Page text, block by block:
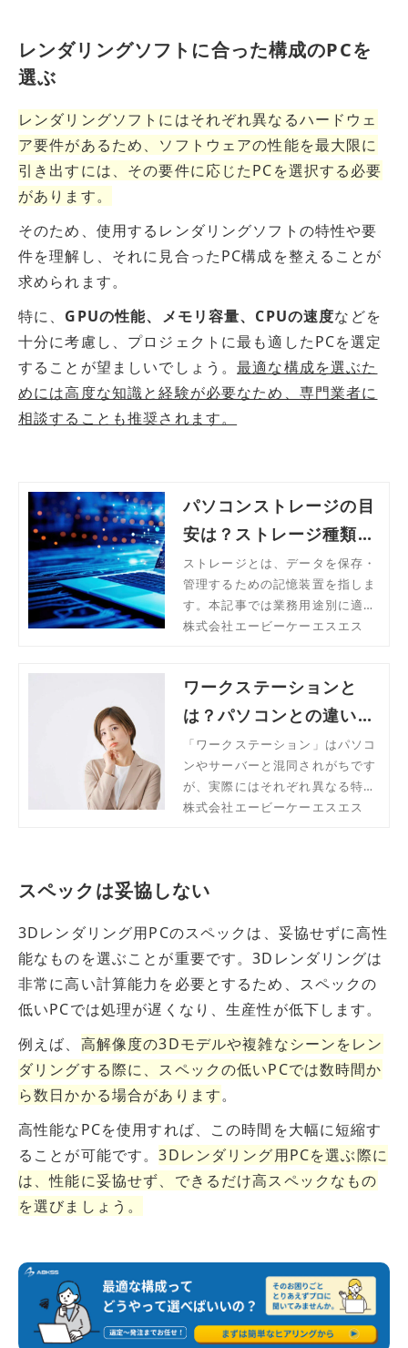
レンダリングソフトに合った構成のPCを
選ぶ
レンダリングソフトにはそれぞれ異なるハードウェ
ア要件があるため、ソフトウェアの性能を最大限に
引き出すには、その要件に応じたPCを選択する必要
があります。
そのため、使用するレンダリングソフトの特性や要
件を理解し、それに見合ったPC構成を整えることが
求められます。
特に、 GPUの性能、メモリ容量、CPUの速度などを
十分に考慮し、プロジェクトに最も適したPCを選定
することが望ましいでしょう。最適な構成を選ぶた
めには高度な知識と経験が必要なため、専門業者に
相談することも推奨されます。
パソコンストレージの目
安は？ストレージ種類や
足りなくなった場合の対
処法まで
ストレージとは、データを保存・
管理するための記憶装置を指しま
す。本記事では業務用途別に適切
な容量の選び方を解説します。
株式会社エービーケーエスエス
ワークステーションと
は？パソコンとの違い、
スペック、選び方を解説
「ワークステーション」はパソコ
ンやサーバーと混同されがちです
が、実際にはそれぞれ異なる特性
を持ち、適した用途があります。
をご紹介します。
株式会社エービーケーエスエス
スペックは妥協しない
3Dレンダリング用PCのスペックは、妥協せずに高性
能なものを選ぶことが重要です。3Dレンダリングは
非常に高い計算能力を必要とするため、スペックの
低いPCでは処理が遅くなり、生産性が低下します。
例えば、 高解像度の3Dモデルや複雑なシーンをレン
ダリングする際に、スペックの低いPCでは数時間か
ら数日かかる場合があります。
高性能なPCを使用すれば、この時間を大幅に短縮す
ることが可能です。3Dレンダリング用PCを選ぶ際に
は、性能に妥協せず、できるだけ高スペックなもの
を選びましょう。